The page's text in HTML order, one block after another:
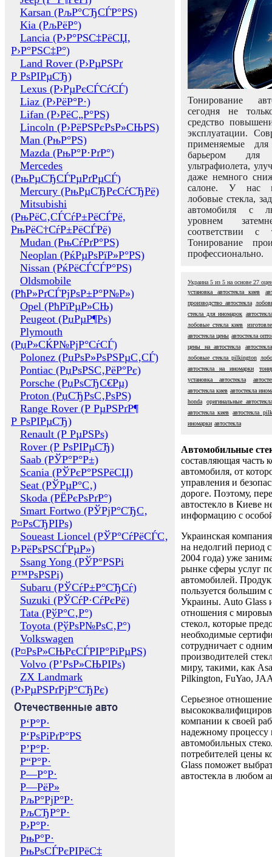
Karsan (РљР°СЂСЃР°РЅ)
Kia (РљРёР°)
Lancia (Р›Р°РЅС‡РёСЏ,
Р›Р°РЅС‡Р°)
Land Rover (Р›РµРЅРґ
Р РѕРІРµСЂ)
Lexus (Р›РµРєСЃСѓСЃ)
Liaz (Р›РёР°Р·)
Lifan (Р›РёС„Р°РЅ)
Lincoln (Р›РёРЅРєРѕР»СЊРЅ)
Man (РњР°РЅ)
Mazda (РњР°Р·РґР°)
Mercedes
(РњРµСЂСЃРµРґРµСЃ)
Mercury (РњРµСЂРєСѓСЂРё)
Mitsubishi
(РњРёС‚СЃСѓР±РёСЃРё,
РњРёС†СѓР±РёСЃРё)
Mudan (РњСѓРґР°РЅ)
Neoplan (РќРµРѕРїР»Р°РЅ)
Nissan (РќРёСЃСЃР°РЅ)
Oldsmobile
(РћР»РґСЃРјРѕР±Р°Р№Р»)
Opel (РћРїРµР»СЊ)
Peugeot (РџРµР¶Рѕ)
Plymouth
(РџР»СЌР№РјР°СѓСЃ)
Polonez (РџРѕР»РѕРЅРµС‚СЃ)
Pontiac (РџРѕРЅС‚РёР°Рє)
Porsche (РџРѕСЂС€Рµ)
Proton (РџСЂРѕС‚РѕРЅ)
Range Rover (Р РµРЅРґР¶
Р РѕРІРµСЂ)
Renault (Р РµРЅРѕ)
Rover (Р РѕРІРµСЂ)
Saab (РЎР°Р°Р±)
Scania (РЎРєР°РЅРёСЏ)
Seat (РЎРµР°С‚)
Skoda (РЁРєРѕРґР°)
Smart Fortwo (РЎРјР°СЂС‚
Р¤РѕСЂРІРѕ)
Soueast Lioncel (РЎР°СѓРёСЃС‚
Р›РёРѕРЅСЃРµР»)
Ssang Yong (РЎР°РЅРі
Р™РѕРЅРі)
Subaru (РЎСѓР±Р°СЂСѓ)
Suzuki (РЎСѓР·СѓРєРё)
Tata (РўР°С‚Р°)
Toyota (РўРѕР№РѕС‚Р°)
Volkswagen
(Р¤РѕР»СЊРєСЃРІР°РіРµРЅ)
Volvo (Р’РѕР»СЊРІРѕ)
ZX Landmark
(Р›РµРЅРґРјР°СЂРє)
Отечественные авто
Р‘Р°Р·
Р‘РѕРіРґР°РЅ
Р’Р°Р·
Р“Р°Р·
Р—Р°Р·
Р—РёР»
РљР°РјР°Р·
РљСЂР°Р·
Р›Р°Р·
РњР°Р·
РњРѕСЃРєРІРёС‡
Тонирование
сегодня не
средство
эксплуатации.
применяемые
барьером для
ультрафиолета,
даже немного
салоне. У нас
лобовые стекла,
автомобиля с
уровнем
соответствии с
Тонирование
профессионально.
Украина 5 из 5 на основе 27
установка автостекла киев
производство автостекла
стекла для иномарок
лобовые стекла киев
автостекла цены автостекла
цены на автостекла
лобовые стекла pilkington
автостекла на иномарки
установка автостекла
автостекла киев автостекла
honda
оригинальные
автостекла киев автостекла
иномарки автостекла
Автомобильные
составляющая часть
автомобиля, от
управления и
дороге. Поэтому,
автостекло в Киеве
информацию с
Украинская
на недолгий период
2004 года) уже
рынке сферы услуг
автомобилей.
пользуется большим
Украины. Auto Glass
отношения с
стекол, которые
необходимые
сотрудничает с
производителей
миру, такими, как
Pilkington, FuYao,
Серьезное отношение
компании к своей
надежному процессу
автомобильных
потребителей цены
Glass поможет
автостекла в любом